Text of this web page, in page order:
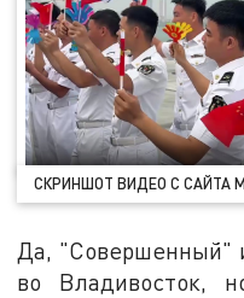
СКРИНШОТ ВИДЕО С САЙТА
Да, "Совершенный"
во Владивосток,